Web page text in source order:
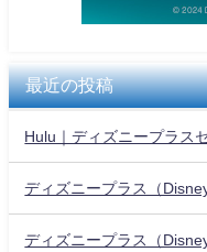
最近の投稿
Hulu｜ディズニープラス
ディズニープラス（
ディズニープラス（